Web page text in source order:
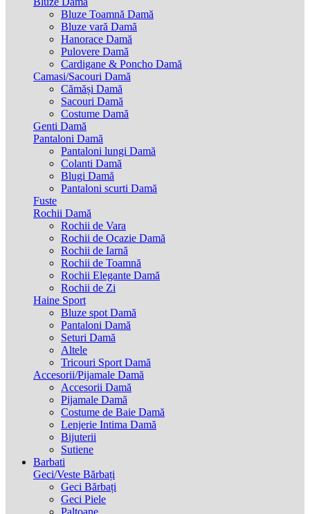
Bluze Toamnă Damă
Bluze vară Damă
Hanorace Damă
Pulovere Damă
Cardigane & Poncho Damă
Camasi/Sacouri Damă
Cămăși Damă
Sacouri Damă
Costume Damă
Genti Damă
Pantaloni Damă
Pantaloni lungi Damă
Colanti Damă
Blugi Damă
Pantaloni scurti Damă
Fuste
Rochii Damă
Rochii de Vara
Rochii de Ocazie Damă
Rochii de Iarnă
Rochii de Toamnă
Rochii Elegante Damă
Rochii de Zi
Haine Sport
Bluze spot Damă
Pantaloni Damă
Seturi Damă
Altele
Tricouri Sport Damă
Accesorii/Pijamale Damă
Accesorii Damă
Pijamale Damă
Costume de Baie Damă
Lenjerie Intima Damă
Bijuterii
Sutiene
Barbati
Geci/Veste Bărbați
Geci Bărbați
Geci Piele
Paltoane